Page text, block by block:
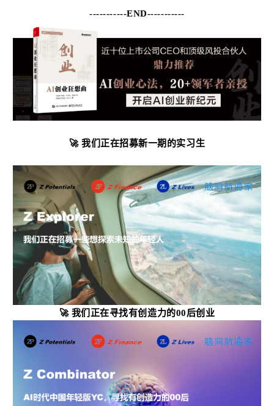
-----------END-----------
🚀 我们正在招募新一期的实习生
🚀 我们正在寻找有创造力的00后创业